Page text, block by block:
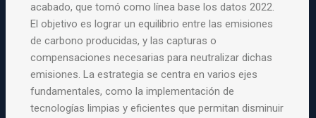
acabado, que tomó como línea base los datos 2022.
El objetivo es lograr un equilibrio entre las emisiones
de carbono producidas, y las capturas o
compensaciones necesarias para neutralizar dichas
emisiones. La estrategia se centra en varios ejes
fundamentales, como la implementación de
tecnologías limpias y eficientes que permitan disminuir